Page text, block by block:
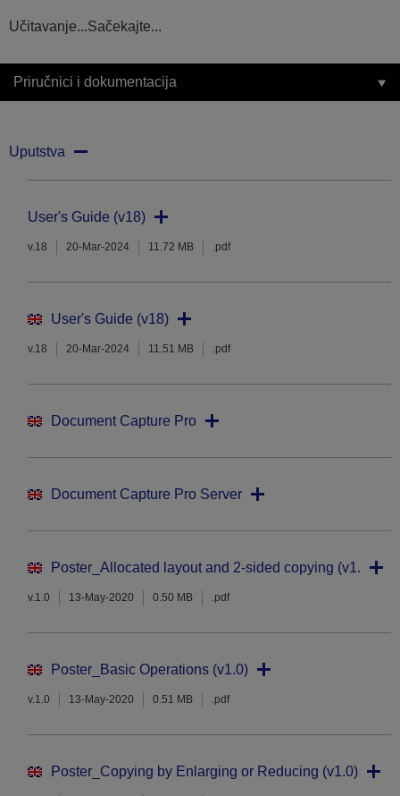
Učitavanje...Sačekajte...
Priručnici i dokumentacija
Uputstva
User's Guide (v18)
v.18 20-Mar-2024 11.72 MB .pdf
User's Guide (v18)
v.18 20-Mar-2024 11.51 MB .pdf
Document Capture Pro
Document Capture Pro Server
Poster_Allocated layout and 2-sided copying (v1.0)
v.1.0 13-May-2020 0.50 MB .pdf
Poster_Basic Operations (v1.0)
v.1.0 13-May-2020 0.51 MB .pdf
Poster_Copying by Enlarging or Reducing (v1.0)